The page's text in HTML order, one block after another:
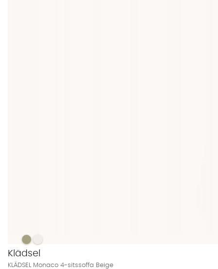
KLÄDSEL Monaco 4-sitssoffa Beige Finns även i dessa
KLÄDSEL Monaco 4-sitssoffa Beige
KLÄDSEL Monaco 4-sitssoffa Beige
Klädsel
KLÄDSEL Monaco 4-sitssoffa Beige